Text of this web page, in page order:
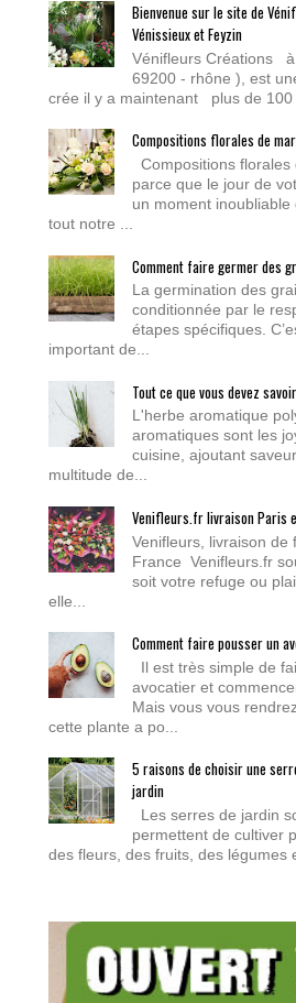
Bienvenue sur le site de
Vénissieux et Feyzin
Vénifleurs Créations
69200 - rhône ), est
crée il y a maintenant plus de 100
Compositions florales de
Compositions
parce que le jour de
un moment
tout notre ...
Comment faire germer des
La germination des
conditionnée par le
étapes spécifiques.
important de...
Tout ce que vous devez
L'herbe aromatique
aromatiques sont les
cuisine, ajoutant
multitude de...
Venifleurs.fr livraison Paris
Venifleurs, livraison de
France Venifleurs.fr
soit votre refuge ou
elle...
Comment faire pousser un
Il est très simple de
avocatier et
Mais vous vous
cette plante a po...
5 raisons de choisir une
jardin
Les serres de jardin
permettent de cultiver
des fleurs, des fruits, des légumes